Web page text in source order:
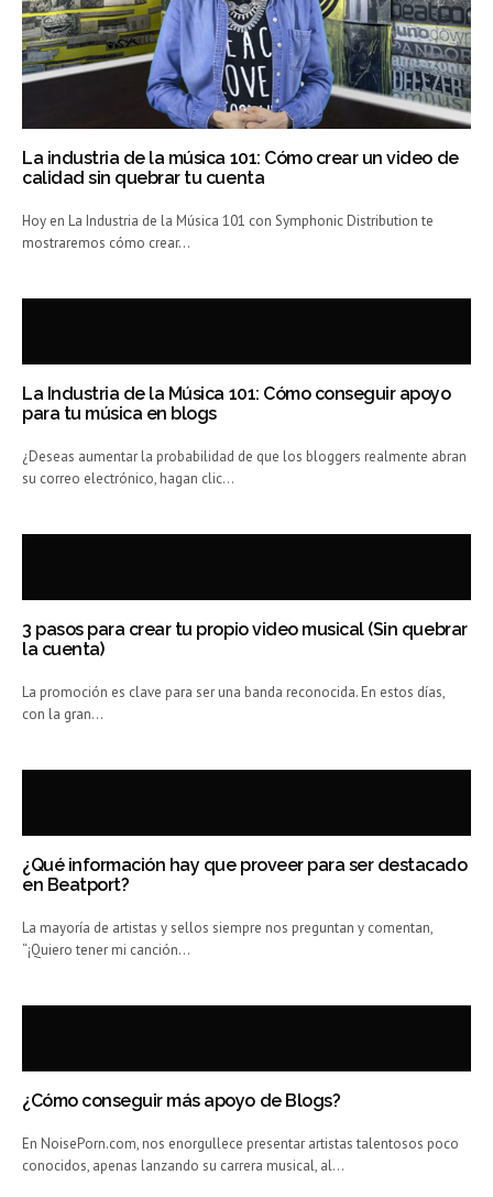
La industria de la música 101: Cómo crear un video de
calidad sin quebrar tu cuenta
Hoy en La Industria de la Música 101 con Symphonic Distribution te
mostraremos cómo crear…
La Industria de la Música 101: Cómo conseguir apoyo
para tu música en blogs
¿Deseas aumentar la probabilidad de que los bloggers realmente abran
su correo electrónico, hagan clic…
3 pasos para crear tu propio video musical (Sin quebrar
la cuenta)
La promoción es clave para ser una banda reconocida. En estos días,
con la gran…
¿Qué información hay que proveer para ser destacado
en Beatport?
La mayoría de artistas y sellos siempre nos preguntan y comentan,
“¡Quiero tener mi canción…
¿Cómo conseguir más apoyo de Blogs?
En NoisePorn.com, nos enorgullece presentar artistas talentosos poco
conocidos, apenas lanzando su carrera musical, al…